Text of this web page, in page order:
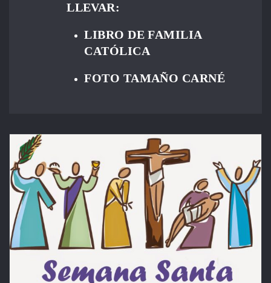
LLEVAR:
LIBRO DE FAMILIA
CATÓLICA
FOTO TAMAÑO CARNÉ